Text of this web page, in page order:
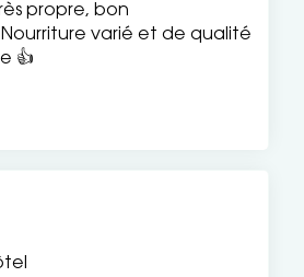
propre, bon
varié et de qualité
👍